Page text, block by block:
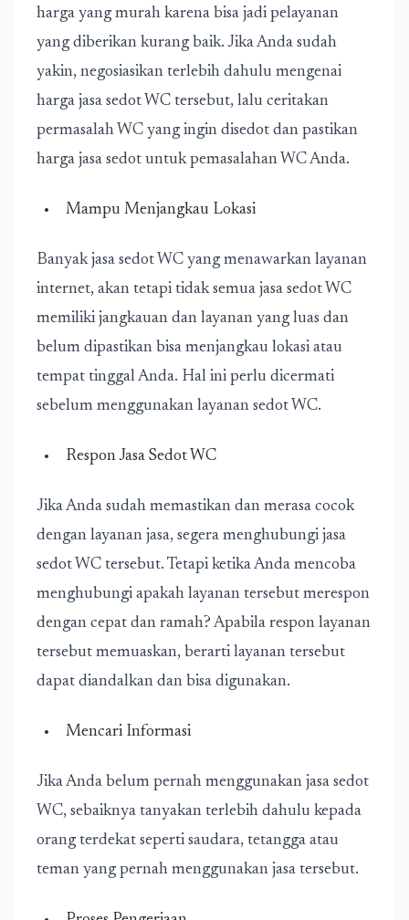
harga yang murah karena bisa jadi pelayanan
yang diberikan kurang baik. Jika Anda sudah
yakin, negosiasikan terlebih dahulu mengenai
harga jasa sedot WC tersebut, lalu ceritakan
permasalah WC yang ingin disedot dan pastikan
harga jasa sedot untuk pemasalahan WC Anda.
Mampu Menjangkau Lokasi
Banyak jasa sedot WC yang menawarkan layanan
internet, akan tetapi tidak semua jasa sedot WC
memiliki jangkauan dan layanan yang luas dan
belum dipastikan bisa menjangkau lokasi atau
tempat tinggal Anda. Hal ini perlu dicermati
sebelum menggunakan layanan sedot WC.
Respon Jasa Sedot WC
Jika Anda sudah memastikan dan merasa cocok
dengan layanan jasa, segera menghubungi jasa
sedot WC tersebut. Tetapi ketika Anda mencoba
menghubungi apakah layanan tersebut merespon
dengan cepat dan ramah? Apabila respon layanan
tersebut memuaskan, berarti layanan tersebut
dapat diandalkan dan bisa digunakan.
Mencari Informasi
Jika Anda belum pernah menggunakan jasa sedot
WC, sebaiknya tanyakan terlebih dahulu kepada
orang terdekat seperti saudara, tetangga atau
teman yang pernah menggunakan jasa tersebut.